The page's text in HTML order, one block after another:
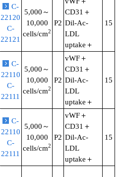
C-
22120
C-
22121
5,000～
10,000
cells/cm2
P2
CD31＋
Dil-Ac-
LDL
uptake＋
15
C-
22110
C-
22111
5,000～
10,000
cells/cm2
P2
vWF＋
CD31＋
Dil-Ac-
LDL
uptake＋
15
C-
22110
C-
22111
5,000～
10,000
cells/cm2
P2
vWF＋
CD31＋
Dil-Ac-
LDL
uptake＋
15